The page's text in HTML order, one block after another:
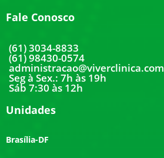
Fale Conosco
(61) 3034-8833
(61) 98430-0574
administracao@viverclinica.com
Seg à Sex.: 7h às 19h
Sáb 7:30 às 12h
Unidades
Brasília-DF